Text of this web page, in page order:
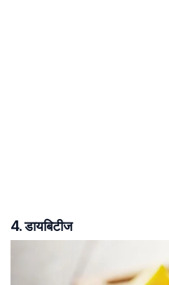
4. डायबिटीज